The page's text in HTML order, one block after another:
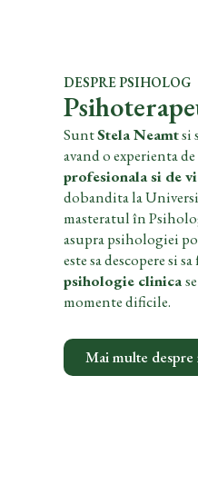
DESPRE PSIHOLOG
SuntStela Neamtsi
avand o experienta
profesionala si de
dobandita la
masteratul în
asupra psihologiei
este sa descopere si
psihologie clinica
momente dificile.
Mai multe despre